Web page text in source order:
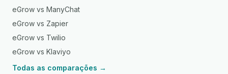
eGrow vs ManyChat
eGrow vs Zapier
eGrow vs Twilio
eGrow vs Klaviyo
Todas as comparações →